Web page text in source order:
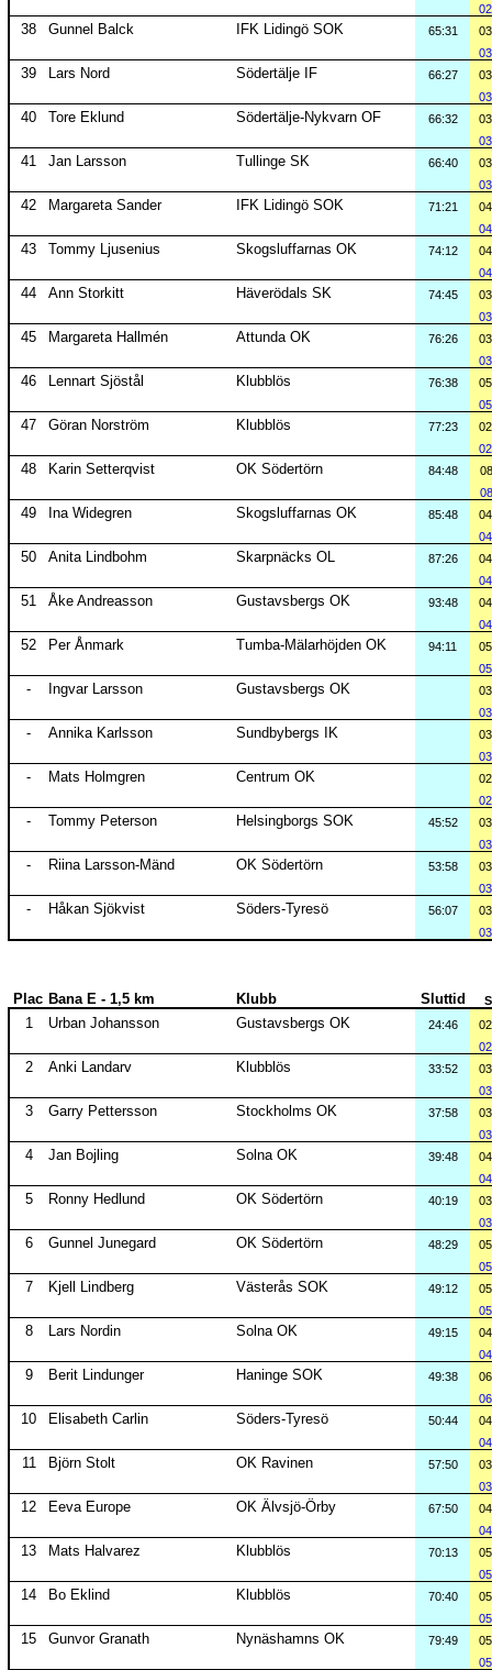
38 Gunnel Balck IFK Lidingö SOK 65:31
39 Lars Nord Södertälje IF 66:27
40 Tore Eklund Södertälje-Nykvarn OF 66:32
41 Jan Larsson Tullinge SK 66:40
42 Margareta Sander IFK Lidingö SOK 71:21
43 Tommy Ljusenius Skogsluffarnas OK 74:12
44 Ann Storkitt Häverödals SK 74:45
45 Margareta Hallmén Attunda OK 76:26
46 Lennart Sjöstål Klubblös 76:38
47 Göran Norström Klubblös 77:23
48 Karin Setterqvist OK Södertörn 84:48
49 Ina Widegren Skogsluffarnas OK 85:48
50 Anita Lindbohm Skarpnäcks OL 87:26
51 Åke Andreasson Gustavsbergs OK 93:48
52 Per Ånmark Tumba-Mälarhöjden OK 94:11
- Ingvar Larsson Gustavsbergs OK
- Annika Karlsson Sundbybergs IK
- Mats Holmgren Centrum OK
- Tommy Peterson Helsingborgs SOK 45:52
- Riina Larsson-Mänd OK Södertörn 53:58
- Håkan Sjökvist Söders-Tyresö 56:07
Plac Bana E - 1,5 km Klubb Sluttid
1 Urban Johansson Gustavsbergs OK 24:46
2 Anki Landarv Klubblös 33:52
3 Garry Pettersson Stockholms OK 37:58
4 Jan Bojling Solna OK 39:48
5 Ronny Hedlund OK Södertörn 40:19
6 Gunnel Junegard OK Södertörn 48:29
7 Kjell Lindberg Västerås SOK 49:12
8 Lars Nordin Solna OK 49:15
9 Berit Lindunger Haninge SOK 49:38
10 Elisabeth Carlin Söders-Tyresö 50:44
11 Björn Stolt OK Ravinen 57:50
12 Eeva Europe OK Älvsjö-Örby 67:50
13 Mats Halvarez Klubblös 70:13
14 Bo Eklind Klubblös 70:40
15 Gunvor Granath Nynäshamns OK 79:49